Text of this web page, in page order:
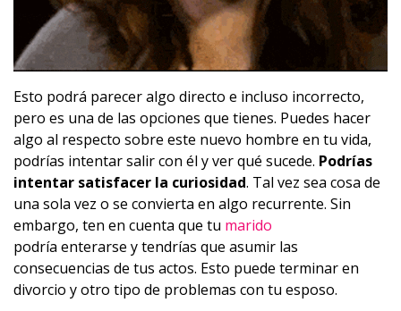
Esto podrá parecer algo directo e incluso incorrecto,
pero es una de las opciones que tienes. Puedes hacer
algo al respecto sobre este nuevo hombre en tu vida,
podrías intentar salir con él y ver qué sucede. Podrías
intentar satisfacer la curiosidad. Tal vez sea cosa de
una sola vez o se convierta en algo recurrente. Sin
embargo, ten en cuenta que tu marido
podría enterarse y tendrías que asumir las
consecuencias de tus actos. Esto puede terminar en
divorcio y otro tipo de problemas con tu esposo.